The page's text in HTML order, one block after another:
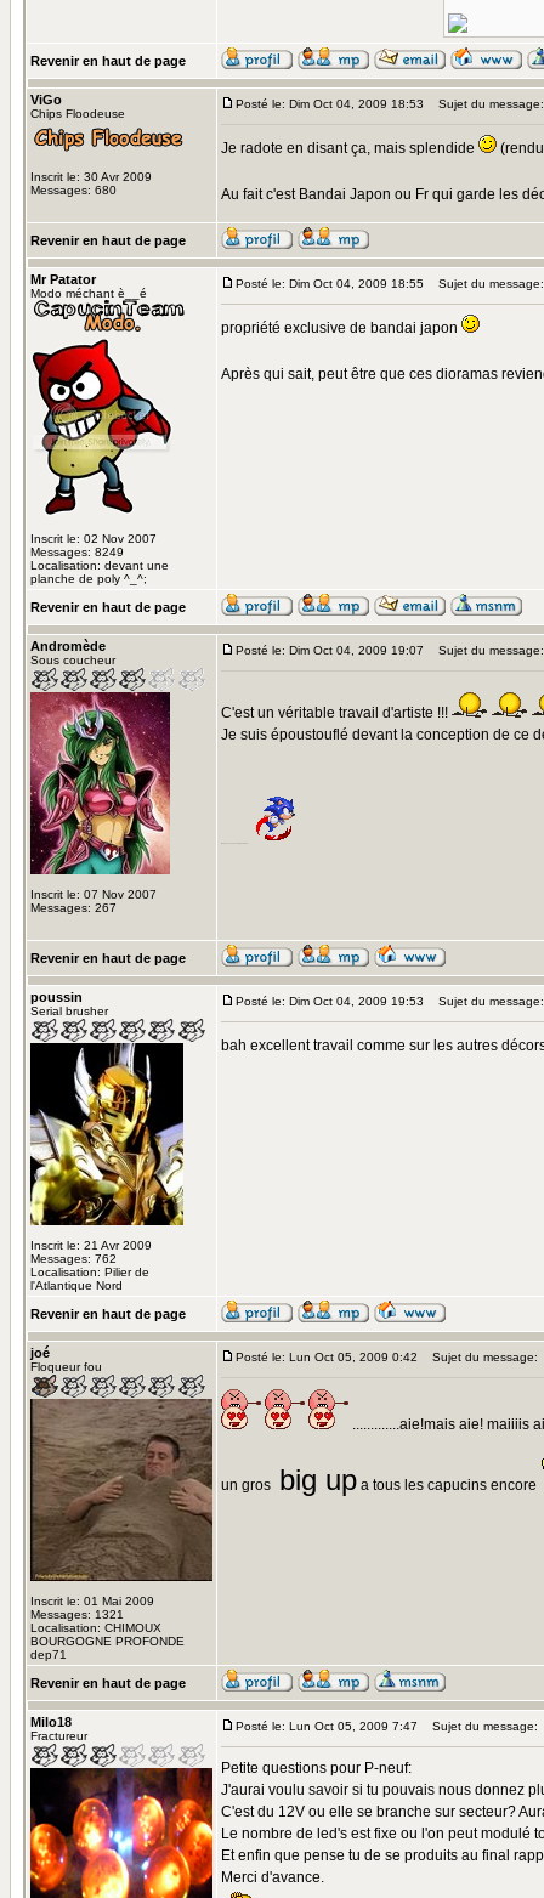
Revenir en haut de page
ViGo
Chips Floodeuse
Inscrit le: 30 Avr 2009
Messages: 680
Posté le: Dim Oct 04, 2009 18:53 Sujet du message:
Je radote en disant ça, mais splendide
Au fait c'est Bandai Japon ou Fr qui garde les
Revenir en haut de page
Mr Patator
Modo méchant è__é
Inscrit le: 02 Nov 2007
Messages: 8249
Localisation: devant une
planche de poly ^_^;
Posté le: Dim Oct 04, 2009 18:55 Sujet du message:
propriété exclusive de bandai japon
Après qui sait, peut être que ces dioramas
Revenir en haut de page
Andromède
Sous coucheur
Inscrit le: 07 Nov 2007
Messages: 267
Posté le: Dim Oct 04, 2009 19:07 Sujet du message:
C'est un véritable travail d'artiste !!!
Je suis époustouflé devant la conception de ce
Revenir en haut de page
poussin
Serial brusher
Inscrit le: 21 Avr 2009
Messages: 762
Localisation: Pilier de
l'Atlantique Nord
Posté le: Dim Oct 04, 2009 19:53 Sujet du message:
bah excellent travail comme sur les autres
Revenir en haut de page
joé
Floqueur fou
Inscrit le: 01 Mai 2009
Messages: 1321
Localisation: CHIMOUX
BOURGOGNE PROFONDE
dep71
Posté le: Lun Oct 05, 2009 0:42 Sujet du message:
.............aie!mais aie! maiiiis
un gros big up a tous les capucins encore
Revenir en haut de page
Milo18
Fractureur
Posté le: Lun Oct 05, 2009 7:47 Sujet du message:
Petite questions pour P-neuf:
J'aurai voulu savoir si tu pouvais nous donnez
C'est du 12V ou elle se branche sur secteur?
Le nombre de led's est fixe ou l'on peut modulé
Et enfin que pense tu de se produits au final
Merci d'avance.